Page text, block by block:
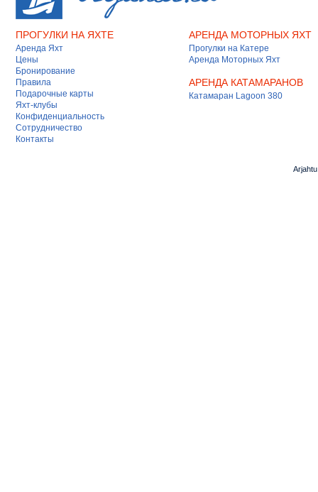
ПРОГУЛКИ НА ЯХТЕ
Аренда Яхт
Цены
Бронирование
Правила
Подарочные карты
Яхт-клубы
Конфиденциальность
Сотрудничество
Контакты
АРЕНДА МОТОРНЫХ ЯХТ
Прогулки на Катере
Аренда Моторных Яхт
АРЕНДА КАТАМАРАНОВ
Катамаран Lagoon 380